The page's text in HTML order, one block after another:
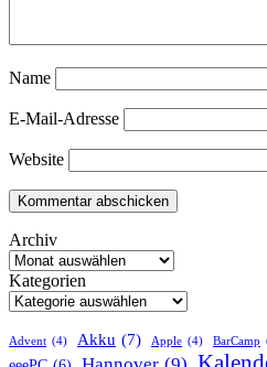
Name
E-Mail-Adresse
Website
Archiv
Kategorien
Advent (4) Akku (7) Apple (4) BarCamp